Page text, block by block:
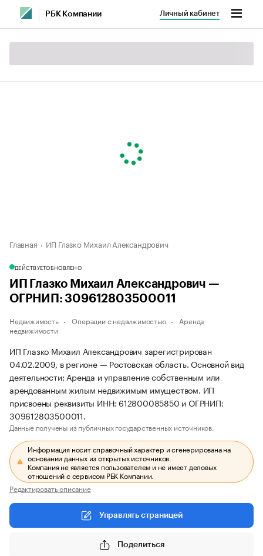
РБК Компании Личный кабинет
Главная ИП Глазко Михаил Александрович
ДЕЙСТВУЕТОБНОВЛЕНО
ИП Глазко Михаил Александрович —
ОГРНИП: 309612803500011
Недвижимость Операции с недвижимостью
Аренда
недвижимости
ИП Глазко Михаил Александрович зарегистрирован
04.02.2009, в регионе — Ростовская область. Основной вид
деятельности: Аренда и управление собственным или
арендованным жилым недвижимым имуществом. ИП
присвоены реквизиты ИНН: 612800085850 и ОГРНИП:
309612803500011.
Данные получены из публичных государственных источников.
Информация носит справочный характер и сгенерирована на
основании данных из открытых источников.
Компания не является пользователем и не имеет деловых
отношений с сервисом РБК Компании.
Редактировать описание
Управлять страницей
Поделиться